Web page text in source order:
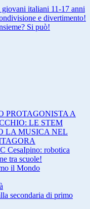
italiani 11-17 anni
e divertimento!
Si può!
PROTAGONISTA A
LE STEM
LA MUSICA NEL
CesaIpino: robotica
tra scuole!
il Mondo
secondaria di primo